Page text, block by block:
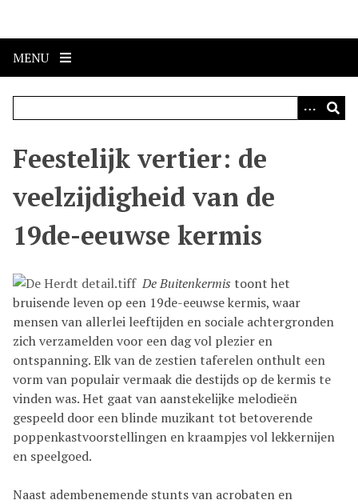
m
MENU
Feestelijk vertier: de
veelzijdigheid van de
19de-eeuwse kermis
De Buitenkermis toont het
bruisende leven op een 19de-eeuwse kermis, waar
mensen van allerlei leeftijden en sociale achtergronden
zich verzamelden voor een dag vol plezier en
ontspanning. Elk van de zestien taferelen onthult een
vorm van populair vermaak die destijds op de kermis te
vinden was. Het gaat van aanstekelijke melodieën
gespeeld door een blinde muzikant tot betoverende
poppenkastvoorstellingen en kraampjes vol lekkernijen
en speelgoed.
Naast adembenemende stunts van acrobaten en